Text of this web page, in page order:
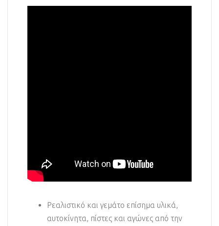
Ρεαλιστικό και γεμάτο επίσημα υλικά,
αυτοκίνητα, πίστες και αγώνες από την